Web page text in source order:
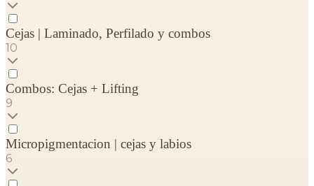
Cejas | Laminado, Perfilado y combos
10
Combos: Cejas + Lifting
9
Micropigmentacion | cejas y labios
6